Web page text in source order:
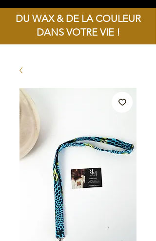
DU WAX & DE LA COULEUR
DANS VOTRE VIE !